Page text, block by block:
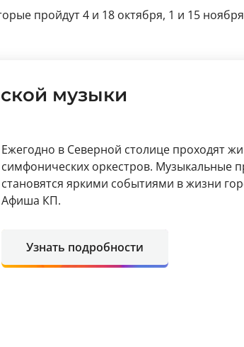
пройдут 4 и 18 октября, 1 и 15
музыки
Ежегодно в Северной столице проходят
симфонических оркестров. Музыкальные
становятся яркими событиями в жизни
Афиша КП.
Узнать подробности